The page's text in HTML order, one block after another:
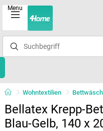
Menu
Wohntextilien
Bellatex Krepp-
Blau-Gelb, 140 x